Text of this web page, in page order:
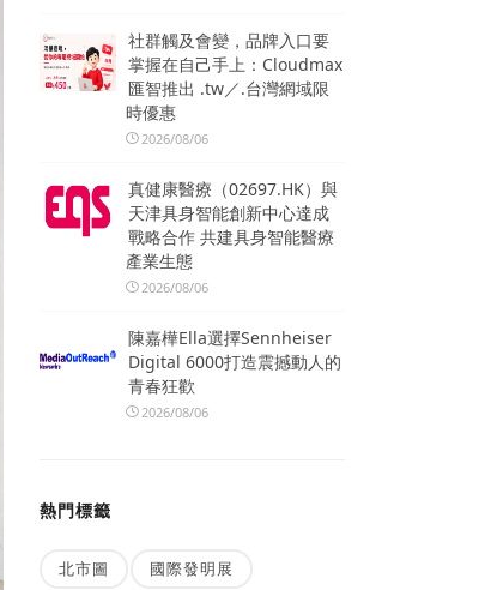
社群觸及會變，品牌入口要
掌握在自己手上：Cloudmax
匯智推出 .tw／.台灣網域限
時優惠
2026/08/06
真健康醫療（02697.HK）與
天津具身智能創新中心達成
戰略合作 共建具身智能醫療
產業生態
2026/08/06
陳嘉樺Ella選擇Sennheiser
Digital 6000打造震撼動人的
青春狂歡
2026/08/06
熱門標籤
北市圖 國際發明展